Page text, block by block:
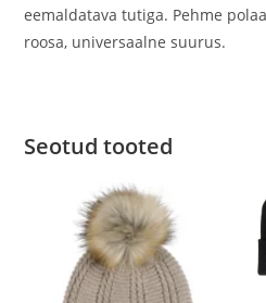
eemaldatava tutiga. Pehme
roosa, universaalne suurus.
Seotud tooted